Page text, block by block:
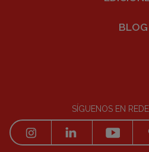
BLOG
SÍGUENOS EN